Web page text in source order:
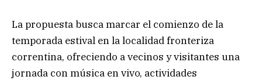
La propuesta busca marcar el comienzo de la
temporada estival en la localidad fronteriza
correntina, ofreciendo a vecinos y visitantes una
jornada con música en vivo, actividades